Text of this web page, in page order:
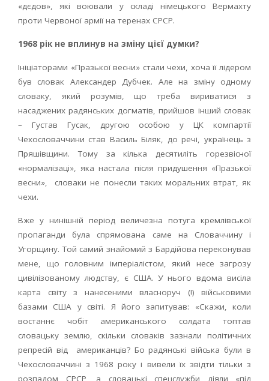
«дєдов», які воювали у складі німецького Вермахту
проти Червоної армії на теренах СРСР.
1968 рік не вплинув на зміну цієї думки?
Ініціаторами «Празької весни» стали чехи, хоча її лідером
був словак Александер Дубчек. Але на зміну одному
словаку, який розумів, що треба вириватися з
насаджених радянських догматів, прийшов інший словак
– Густав Гусак, другою особою у ЦК компартії
Чехословаччини став Василь Біляк, до речі, українець з
Пряшівщини. Тому за кілька десятиліть горезвісної
«нормалізаці», яка настала після придушення «Празької
весни», словаки не понесли таких моральних втрат, як
чехи.
Вже у нинішній період величезна потуга кремлівської
пропаганди була спрямована саме на Словаччину і
Угорщину. Той самий знайомий з Бардійова переконував
мене, що головним імперіалістом, який несе загрозу
цивілізованому людству, є США. У нього вдома висіла
карта світу з нанесеними власноруч (!) військовими
базами США у світі. Я його запитував: «Скажи, коли
востаннє чобіт американського солдата топтав
словацьку землю, скільки словаків зазнали політичних
репресій від американців? Бо радянські війська були в
Чехословаччині з 1968 року і вивели їх звідти тільки з
розпадом СРСР, а словацькі спецслужби діяли «під